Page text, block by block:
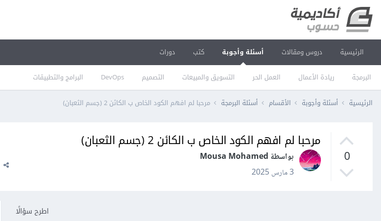
الرئيسية دروس ومقالات أسئلة وأجوبة
البرمجة ريادة الأعمال العمل الحر التسويق والمبيعات التصميم DevOps البرامج والتطبيقات
كتب دورات
الرئيسية أسئلة وأجوبة الأقسام أسئلة البرمجة مرحبا لم افهم الكود الخاص ب الكائن 2 (جسم الثعبان)
0
مرحبا لم افهم الكود الخاص ب الكائن 2 (جسم الثعبان)
بواسطة Mousa Mohamed
3 مارس 2025
اطرح سؤالًا